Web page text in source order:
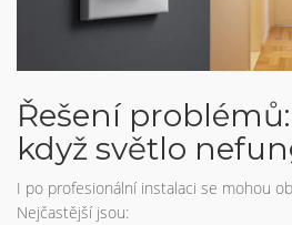
Řešení
když světlo
I po profesionální instalaci se mohou
Nejčastější jsou: